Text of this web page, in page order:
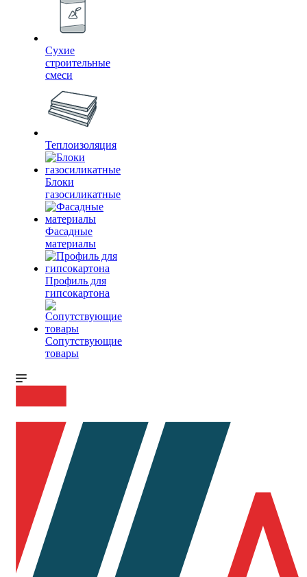
Сухие
строительные
смеси
Теплоизоляция
Блоки
газосиликатные
Фасадные
материалы
Профиль для
гипсокартона
Сопутствующие
товары